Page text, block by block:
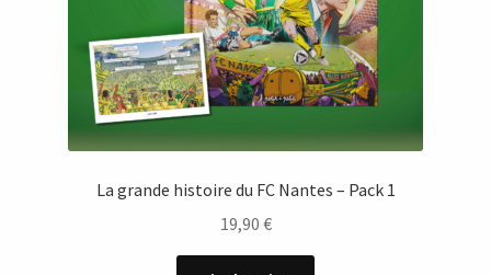
La grande histoire du FC Nantes – Pack 1
19,90 €